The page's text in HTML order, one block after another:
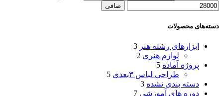
صافی
دسته‌های محصولات
ابزارهای رشته هنر 3
لوازم هنری 2
پروژه آماده 5
طراحی لباس ۳بعدی
5
دسته بندی نشده 3
دوره های آموزشی 7